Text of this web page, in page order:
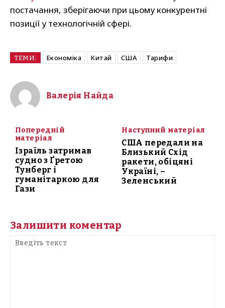
постачання, зберігаючи при цьому конкурентні
позиції у технологічній сфері.
ТЕМИ: Економіка Китай США Тарифи
Валерія Найда
Попередній
матеріал
Ізраїль затримав
судно з Ґретою
Тунберг і
гуманітаркою для
Гази
Наступний матеріал
США передали на
Близький Схід
ракети, обіцяні
Україні, –
Зеленський
Залишити коментар